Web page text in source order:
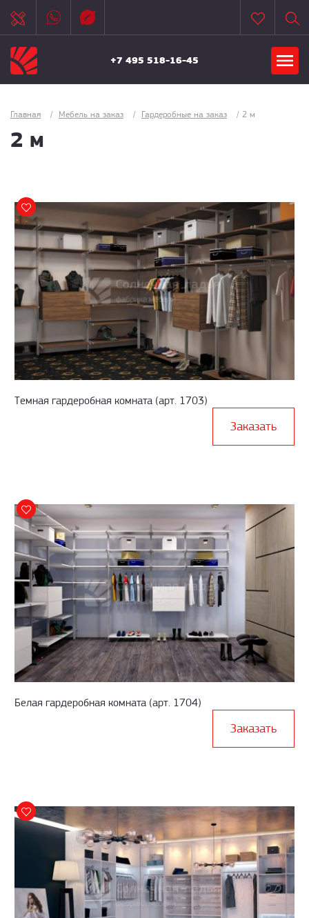
+7 495 518-16-45
Главная / Мебель на заказ / Гардеробные на заказ / 2 м
2 м
Темная гардеробная комната (арт. 1703)
Заказать
Белая гардеробная комната (арт. 1704)
Заказать